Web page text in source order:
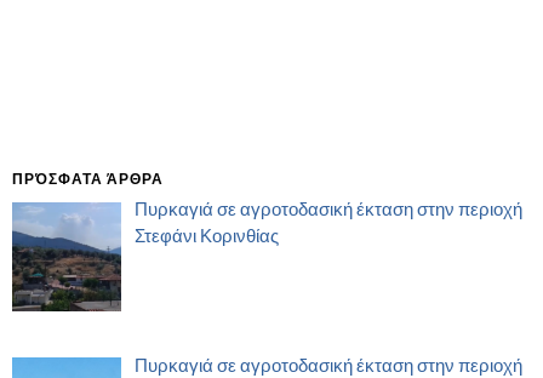
ΠΡΌΣΦΑΤΑ ΆΡΘΡΑ
Πυρκαγιά σε αγροτοδασική έκταση στην περιοχή
Στεφάνι Κορινθίας
Πυρκαγιά σε αγροτοδασική έκταση στην περιοχή